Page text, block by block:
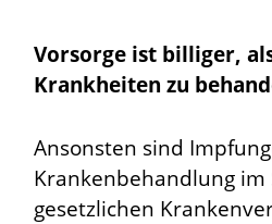
Vorsorge ist billiger,
Krankheiten zu
Ansonsten sind
Krankenbehandlung im
gesetzlichen